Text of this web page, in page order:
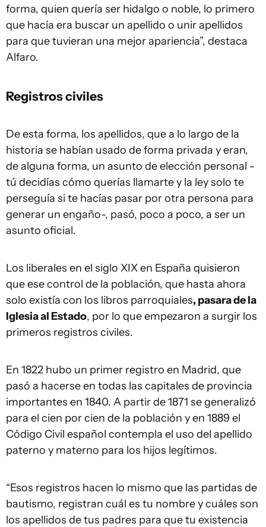
forma, quien quería ser hidalgo o noble, lo primero
que hacía era buscar un apellido o unir apellidos
para que tuvieran una mejor apariencia”, destaca
Alfaro.
Registros civiles
De esta forma, los apellidos, que a lo largo de la
historia se habían usado de forma privada y eran,
de alguna forma, un asunto de elección personal -
tú decidías cómo querías llamarte y la ley solo te
perseguía si te hacías pasar por otra persona para
generar un engaño-, pasó, poco a poco, a ser un
asunto oficial.
Los liberales en el siglo XIX en España quisieron
que ese control de la población, que hasta ahora
solo existía con los libros parroquiales, pasara de la
Iglesia al Estado, por lo que empezaron a surgir los
primeros registros civiles.
En 1822 hubo un primer registro en Madrid, que
pasó a hacerse en todas las capitales de provincia
importantes en 1840. A partir de 1871 se generalizó
para el cien por cien de la población y en 1889 el
Código Civil español contempla el uso del apellido
paterno y materno para los hijos legítimos.
“Esos registros hacen lo mismo que las partidas de
bautismo, registran cuál es tu nombre y cuáles son
los apellidos de tus padres para que tu existencia